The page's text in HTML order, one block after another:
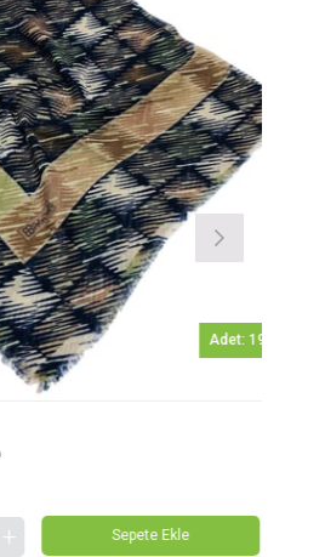
Sepete Ekle